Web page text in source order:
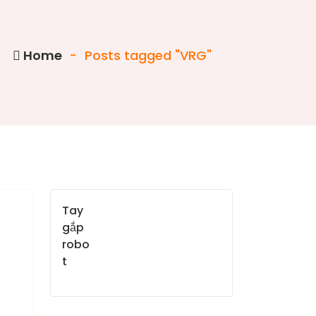
Home - Posts tagged "VRG"
Tay
gắp
robo
t